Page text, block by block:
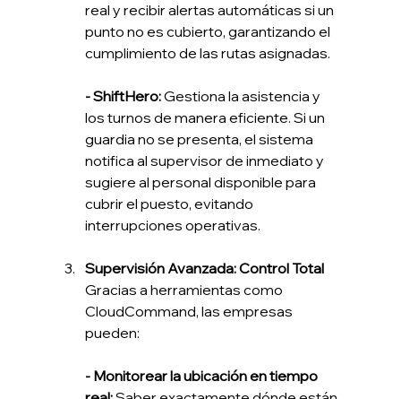
real y recibir alertas automáticas si un
punto no es cubierto, garantizando el
cumplimiento de las rutas asignadas.
- ShiftHero: Gestiona la asistencia y
los turnos de manera eficiente. Si un
guardia no se presenta, el sistema
notifica al supervisor de inmediato y
sugiere al personal disponible para
cubrir el puesto, evitando
interrupciones operativas.
Supervisión Avanzada: Control Total
Gracias a herramientas como
CloudCommand, las empresas
pueden:
- Monitorear la ubicación en tiempo